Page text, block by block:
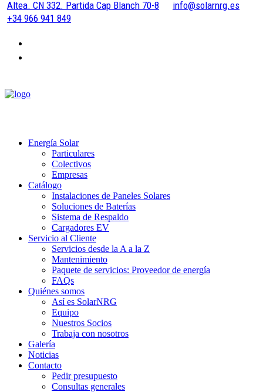
Altea. CN 332. Partida Cap Blanch 70-8
info@solarnrg.es
+34 966 941 849
Energía Solar
Particulares
Colectivos
Empresas
Catálogo
Instalaciones de Paneles Solares
Soluciones de Baterías
Sistema de Respaldo
Cargadores EV
Servicio al Cliente
Servicios desde la A a la Z
Mantenimiento
Paquete de servicios: Proveedor de energía
FAQs
Quiénes somos
Así es SolarNRG
Equipo
Nuestros Socios
Trabaja con nosotros
Galería
Noticias
Contacto
Pedir presupuesto
Consultas generales